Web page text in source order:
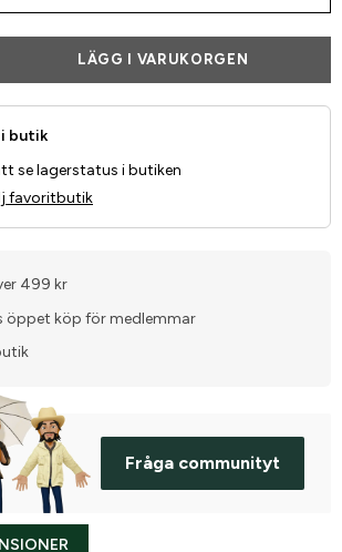
LÄGG I VARUKORGEN
butik
se lagerstatus i butiken
favoritbutik
499 kr
öppet köp för medlemmar
Fråga communityt